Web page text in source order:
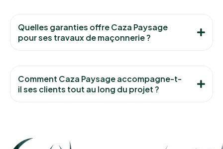
Quelles garanties offre Caza Paysage
pour ses travaux de maçonnerie ?
Comment Caza Paysage accompagne-t-
il ses clients tout au long du projet ?